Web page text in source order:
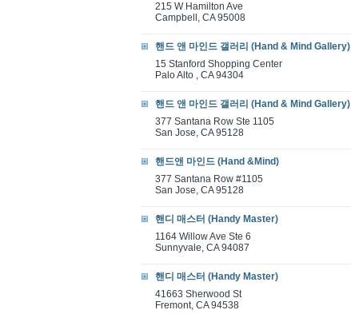
215 W Hamilton Ave
Campbell, CA 95008
핸드 앤 마인드 갤러리 (Hand & Mind Gallery)
15 Stanford Shopping Center
Palo Alto , CA 94304
핸드 앤 마인드 갤러리 (Hand & Mind Gallery)
377 Santana Row Ste 1105
San Jose, CA 95128
핸드앤 마인드 (Hand &Mind)
377 Santana Row #1105
San Jose, CA 95128
핸디 매스터 (Handy Master)
1164 Willow Ave Ste 6
Sunnyvale, CA 94087
핸디 매스터 (Handy Master)
41663 Sherwood St
Fremont, CA 94538